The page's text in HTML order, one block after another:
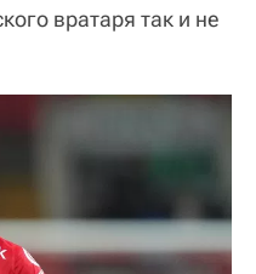
вратаря так и не